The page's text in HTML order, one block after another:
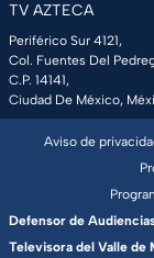
TV AZTECA
Periférico Sur 4121,
Col. Fuentes Del
C.P. 14141,
Ciudad De México,
Aviso de
Defensor de
Televisora del Valle de